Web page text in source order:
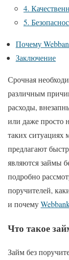
4.
5.
Почему
Заключение
Срочная
различным
расходы,
или даже просто
таких
предлагают
являются займы
подробно
поручителей,
и почему
Что такое
Займ без